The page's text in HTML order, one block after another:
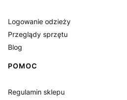
Logowanie odzieży
Przeglądy sprzętu
Blog
POMOC
Regulamin sklepu